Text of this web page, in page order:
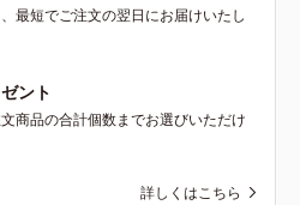
最短でご注文の翌日にお届けいたし
ント
商品の合計個数までお選びいただけ
詳しくはこちら